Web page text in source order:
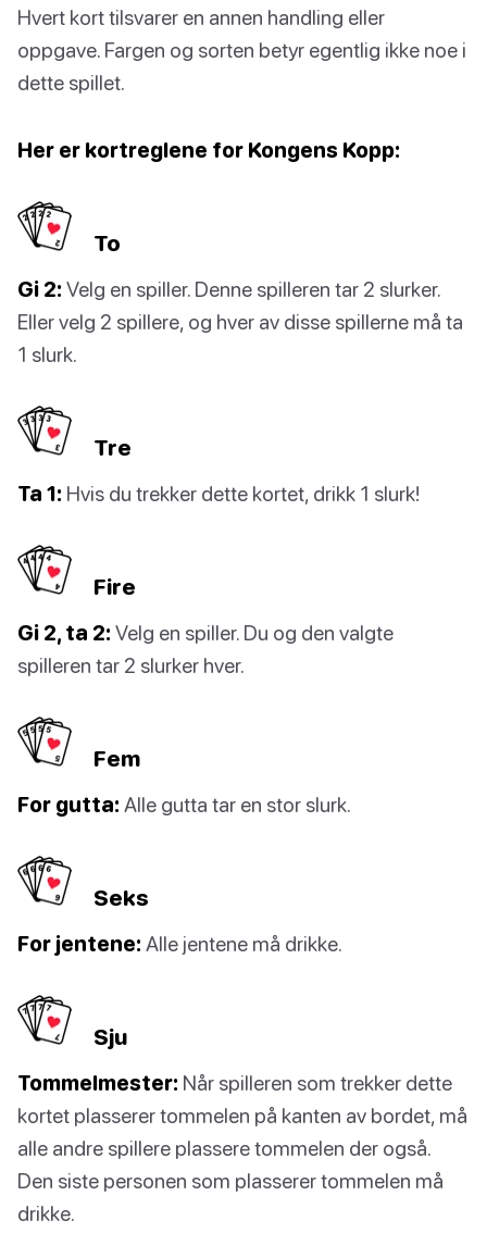
Hvert kort tilsvarer en annen handling eller
oppgave. Fargen og sorten betyr egentlig ikke noe i
dette spillet.
Her er kortreglene for Kongens Kopp:
To
Gi 2: Velg en spiller. Denne spilleren tar 2 slurker.
Eller velg 2 spillere, og hver av disse spillerne må ta
1 slurk.
Tre
Ta 1: Hvis du trekker dette kortet, drikk 1 slurk!
Fire
Gi 2, ta 2: Velg en spiller. Du og den valgte
spilleren tar 2 slurker hver.
Fem
For gutta: Alle gutta tar en stor slurk.
Seks
For jentene: Alle jentene må drikke.
Sju
Tommelmester: Når spilleren som trekker dette
kortet plasserer tommelen på kanten av bordet, må
alle andre spillere plassere tommelen der også.
Den siste personen som plasserer tommelen må
drikke.